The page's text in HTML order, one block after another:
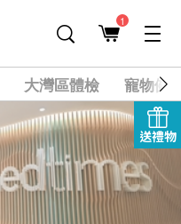
1
大灣區體檢 寵物健
送禮物